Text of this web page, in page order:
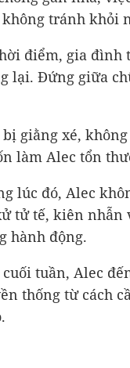
không tránh khỏi
điểm, gia đình
lại. Đứng giữa
bị giằng xé,
làm Alec tổn
lúc đó, Alec
tử tế, kiên
hành động.
tuần, Alec
thống từ cách